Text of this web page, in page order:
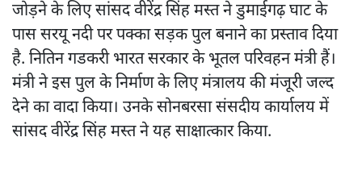
जोड़ने के लिए सांसद वीरेंद्र सिंह मस्त ने डुमाईगढ़ घाट के
पास सरयू नदी पर पक्का सड़क पुल बनाने का प्रस्ताव दिया
है. नितिन गडकरी भारत सरकार के भूतल परिवहन मंत्री हैं।
मंत्री ने इस पुल के निर्माण के लिए मंत्रालय की मंजूरी जल्द
देने का वादा किया। उनके सोनबरसा संसदीय कार्यालय में
सांसद वीरेंद्र सिंह मस्त ने यह साक्षात्कार किया.